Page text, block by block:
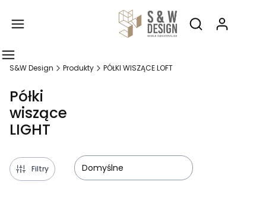
Otwórz
S&W Design Produkty PÓŁKI WISZĄCE LOFT
Półki
wiszące
LIGHT
Filtry Domyślne